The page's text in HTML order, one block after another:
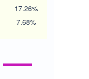
17.26%
7.68%